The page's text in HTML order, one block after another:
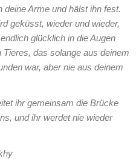
deine Arme und hälst ihn fest.
geküsst, wieder und wieder,
glücklich in die Augen
Tieres, das solange aus deinem
war, aber nie aus deinem
ihr gemeinsam die Brücke
und ihr werdet nie wieder